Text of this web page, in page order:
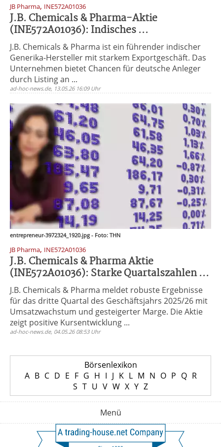
JB Pharma, INE572A01036
J.B. Chemicals & Pharma-Aktie
(INE572A01036): Indisches ...
J.B. Chemicals & Pharma ist ein führender indischer
Generika-Hersteller mit starkem Exportgeschäft. Das
Unternehmen bietet Chancen für deutsche Anleger
durch Listing an ...
ad-hoc-news.de, 13.05.26 16:09 Uhr
entrepreneur-3972324_1920.jpg - Foto: THN
JB Pharma, INE572A01036
J.B. Chemicals & Pharma Aktie
(INE572A01036): Starke Quartalszahlen ...
J.B. Chemicals & Pharma meldet robuste Ergebnisse
für das dritte Quartal des Geschäftsjahrs 2025/26 mit
Umsatzwachstum und gesteigerter Marge. Die Aktie
zeigt positive Kursentwicklung ...
ad-hoc-news.de, 04.05.26 08:53 Uhr
Börsenlexikon
A B C D E F G H I J K L M N O P Q R
S T U V W X Y Z
Menü